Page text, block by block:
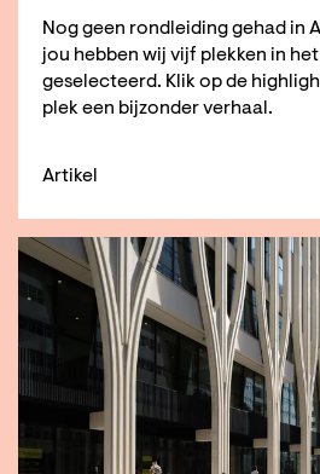
Nog geen rondleiding gehad in
jou hebben wij vijf plekken in
geselecteerd. Klik op de
plek een bijzonder verhaal.
Artikel